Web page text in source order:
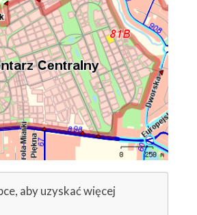
aby uzyskać więcej